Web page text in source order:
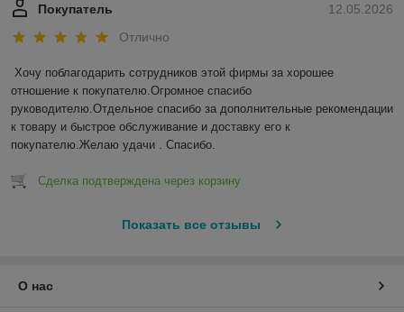
12.05.2026
Покупатель
Отлично
Хочу поблагодарить сотрудников этой фирмы за хорошее
отношение к покупателю.Огромное спасибо
руководителю.Отдельное спасибо за дополнительные рекомендации
к товару и быстрое обслуживание и доставку его к
покупателю.Желаю удачи . Спасибо.
Сделка подтверждена через корзину
Показать все отзывы
О нас